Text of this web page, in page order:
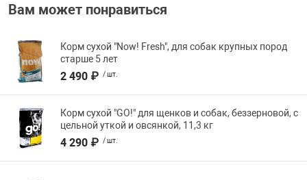
Вам может понравиться
Корм сухой "Now! Fresh", для собак крупных пород
старше 5 лет
2 490 ₽ / шт.
Корм сухой "GO!" для щенков и собак, беззерновой, с
цельной уткой и овсянкой, 11,3 кг
4 290 ₽ / шт.